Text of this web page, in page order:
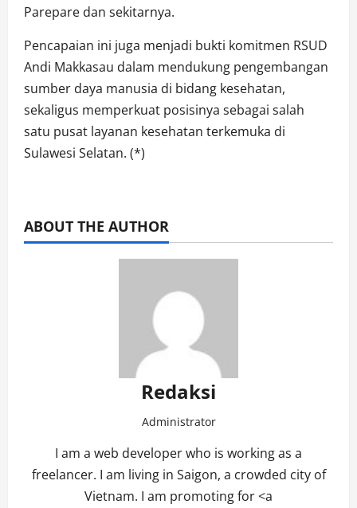
Parepare dan sekitarnya.
Pencapaian ini juga menjadi bukti komitmen RSUD
Andi Makkasau dalam mendukung pengembangan
sumber daya manusia di bidang kesehatan,
sekaligus memperkuat posisinya sebagai salah
satu pusat layanan kesehatan terkemuka di
Sulawesi Selatan. (*)
ABOUT THE AUTHOR
Redaksi
Administrator
I am a web developer who is working as a
freelancer. I am living in Saigon, a crowded city of
Vietnam. I am promoting for <a